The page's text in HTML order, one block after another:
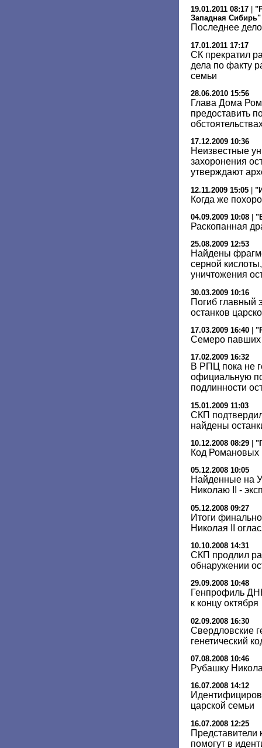
19.01.2011 08:17
Западная Сибирь"
Последнее
17.01.2011 17:17
СК прекратил
дела по факту
семьи
28.06.2010 15:56
Глава Дома
предоставить
17.12.2009 10:36
Неизвестные
захоронения
утверждают
12.11.2009 15:05 |
Когда же
04.09.2009 10:08
Раскопанная
25.08.2009 12:53
Найдены
серной
уничтожения
30.03.2009 10:16
Погиб главный
останков
17.03.2009 16:40
Семеро павших
17.02.2009 16:32
В РПЦ пока не
официальную
подлинности
15.01.2009 11:03
СКП
найдены
10.12.2008 08:29
Код Романовых
05.12.2008 10:05
Найденные на
Николаю II -
05.12.2008 09:27
Итоги
Николая II
10.10.2008 14:31
СКП продлил
обнаружении
29.09.2008 10:48
Генпрофиль
к концу октября
02.09.2008 16:30
Свердловские
генетический
07.08.2008 10:46
Рубашку
16.07.2008 14:12
царской семьи
16.07.2008 12:25
помогут в